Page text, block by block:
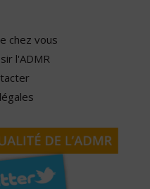
chez vous
l'ADMR